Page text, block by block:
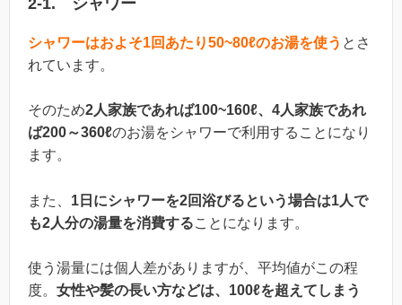
シャワーはおよそ1回あたり50~80ℓのお湯を使う とさ
れています。
そのため2人家族であれば100~160ℓ、4人家族であれ
ば200～360ℓのお湯をシャワーで利用することになり
ます。
また、 1日にシャワーを2回浴びるという場合は1人で
も2人分の湯量を消費することになります。
使う湯量には個人差がありますが、平均値がこの程
度。 女性や髪の長い方などは、100ℓを超えてしまう